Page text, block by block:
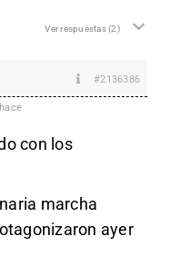
Ver respuestas(2)
#2136386
con los
marcha
ayer